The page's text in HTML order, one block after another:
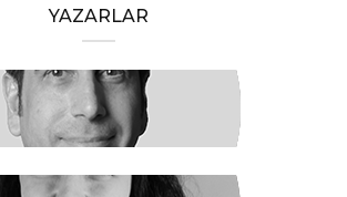
YAZARLAR
HAKAN ÖZTÜRK
Barışa Başlamalıyız